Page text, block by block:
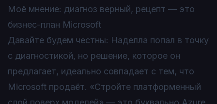
Моё мнение: диагноз верный, рецепт — это
бизнес-план Microsoft
Давайте будем честны: Наделла попал в точку
с диагностикой, но решение, которое он
предлагает, идеально совпадает с тем, что
Microsoft продаёт. «Стройте платформенный